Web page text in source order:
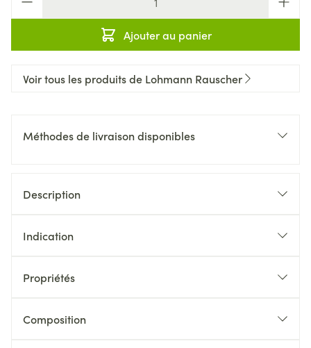
Ajouter au panier
Voir tous les produits de Lohmann Rauscher
Méthodes de livraison disponibles
Description
Indication
Propriétés
Composition